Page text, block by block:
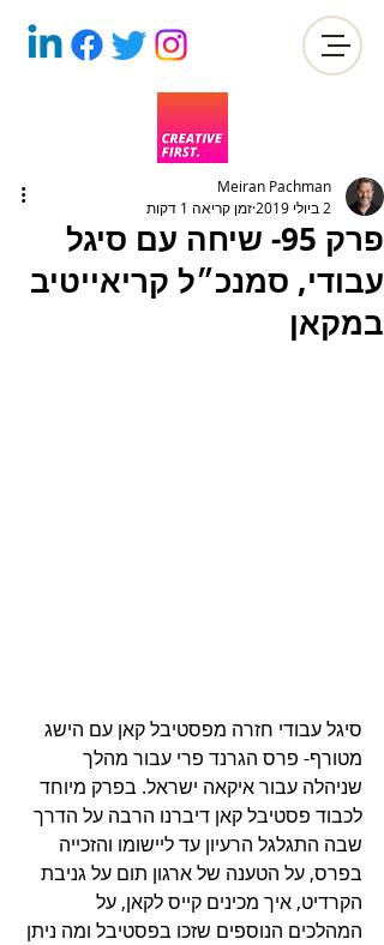
פרק 95- שיחה עם סיגל
עבודי, סמנכ״ל קריאייטיב
במקאן
Meiran Pachman
2 ביולי 2019
זמן קריאה 1 דקות
סיגל עבודי חזרה מפסטיבל קאן עם הישג
מטורף- פרס הגרנד פרי עבור מהלך
שניהלה עבור איקאה ישראל. בפרק מיוחד
לכבוד פסטיבל קאן דיברנו הרבה על הדרך
שבה התגלגל הרעיון עד ליישומו והזכייה
בפרס, על הטענה של ארגון תום על גניבת
הקרדיט, איך מכינים קייס לקאן, על
המהלכים הנוספים שזכו בפסטיבל ומה ניתן